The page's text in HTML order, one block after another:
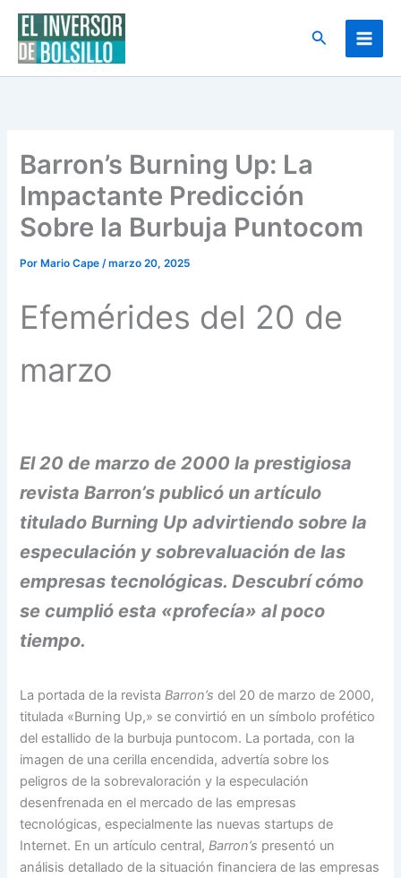
contenido
Buscar
Barron’s Burning Up: La
Impactante Predicción
Sobre la Burbuja Puntocom
Por Mario Cape/marzo 20, 2025
Efemérides del 20 de
marzo
El 20 de marzo de 2000 la prestigiosa
revista Barron’s publicó un artículo
titulado Burning Up advirtiendo sobre la
especulación y sobrevaluación de las
empresas tecnológicas. Descubrí cómo
se cumplió esta «profecía» al poco
tiempo.
La portada de la revistaBarron’s del 20 de marzo de 2000,
titulada «Burning Up,» se convirtió en un símbolo profético
del estallido de la burbuja puntocom. La portada, con la
imagen de una cerilla encendida, advertía sobre los
peligros de la sobrevaloración y la especulación
desenfrenada en el mercado de las empresas
tecnológicas, especialmente las nuevas startups de
Internet. En un artículo central,Barron’s presentó un
análisis detallado de la situación financiera de las empresas